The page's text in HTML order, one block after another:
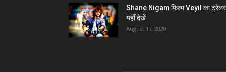
Shane Nigam फिल्म Veyil का ट्रेलर
यहाँ देखें
August 17, 2020